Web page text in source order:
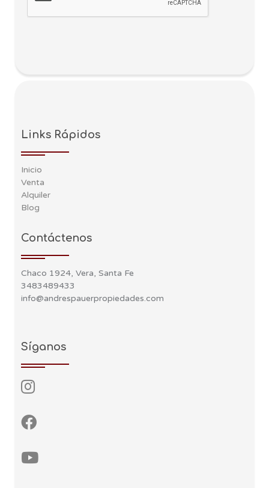
Links Rápidos
Inicio
Venta
Alquiler
Blog
Contáctenos
Chaco 1924, Vera, Santa Fe
3483489433
info@andrespauerpropiedades.com
Síganos